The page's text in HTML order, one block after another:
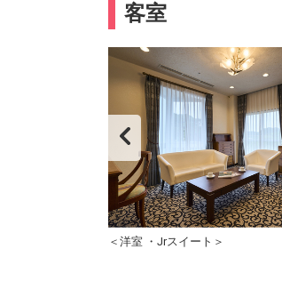
客室
＜洋室 ・Jrスイート＞